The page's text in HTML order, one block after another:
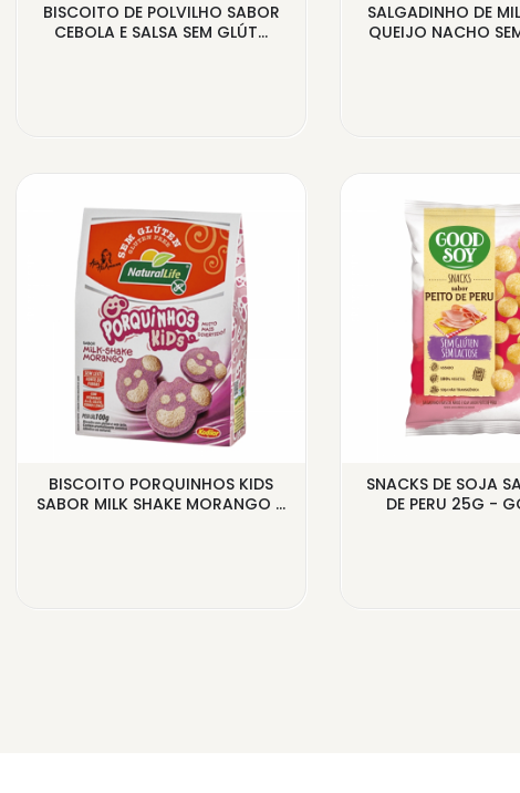
BISCOITO DE POLVILHO SABOR
CEBOLA E SALSA SEM GLÚT...
BISCOITO PORQUINHOS KIDS
SABOR MILK SHAKE MORANGO ...
SALGADINHO DE
QUEIJO NACHO
SNACKS DE SOJA
DE PERU 25G -